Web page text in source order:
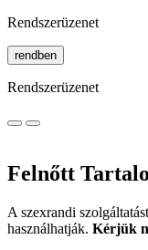
Rendszerüzenet
rendben
Rendszerüzenet
Felnőtt
A szexrandi
használhatják. Kérjük